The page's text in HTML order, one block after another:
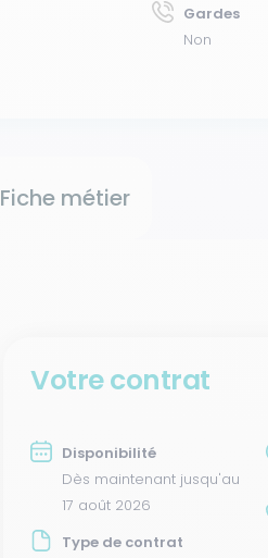
Gardes
Non
Fiche métier
Votre contrat
Disponibilité
Dès maintenant jusqu'au
17 août 2026
Type de contrat